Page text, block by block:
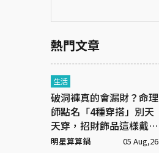
熱門文章
生活
破洞褲真的會漏財？命理
師點名「4種穿搭」別天
天穿，招財飾品這樣戴才
有效
明星算算鍋 05 Aug,26